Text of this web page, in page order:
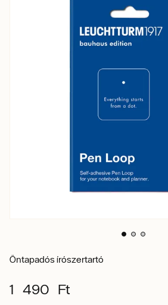
Öntapadós írószertartó
1 490 Ft